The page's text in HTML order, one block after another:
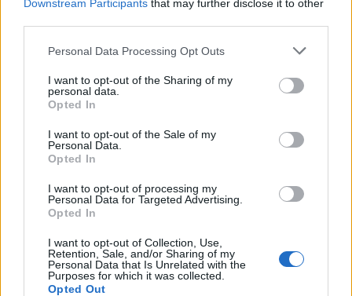
Downstream Participants that may further disclose it to other
Personal Data Processing Opt Outs
I want to opt-out of the Sharing of my
personal data.
Opted In
I want to opt-out of the Sale of my
Personal Data.
Opted In
I want to opt-out of processing my
Personal Data for Targeted Advertising.
Opted In
I want to opt-out of Collection, Use,
Retention, Sale, and/or Sharing of my
Personal Data that Is Unrelated with the
Purposes for which it was collected.
Opted Out